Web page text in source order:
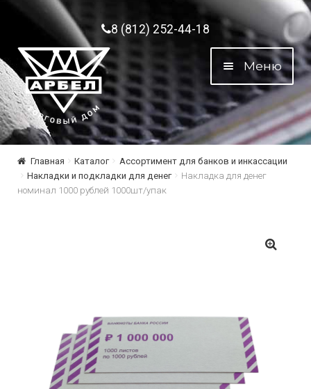
Перейти к навигации
Перейти к содержимому8 (812) 252-44-18
Меню
Главная Каталог
Ассортимент для банков и инкассации
Накладки и подкладки для денег
Накладка для денег
номинал 1000 рублей 1000шт/упак